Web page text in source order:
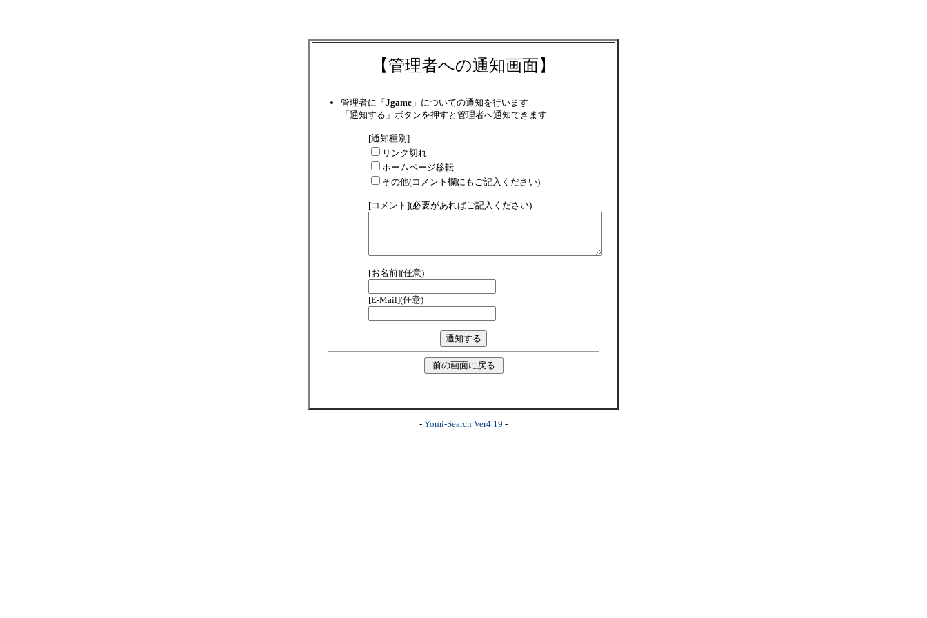
【管理者への通知画面】
管理者に「 Jgame 」についての通知を行います
「通知する」ボタンを押すと管理者へ通知できます
[通知種別]
リンク切れ
ホームページ移転
その他(コメント欄にもご記入ください)
[コメント](必要があればご記入ください)
[お名前](任意)
[E-Mail](任意)
- Yomi-Search Ver4.19 -